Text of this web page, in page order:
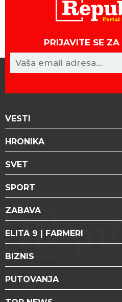
PRIJAVITE SE
VESTI
HRONIKA
SVET
SPORT
ZABAVA
ELITA 9 | FARMERI
BIZNIS
PUTOVANJA